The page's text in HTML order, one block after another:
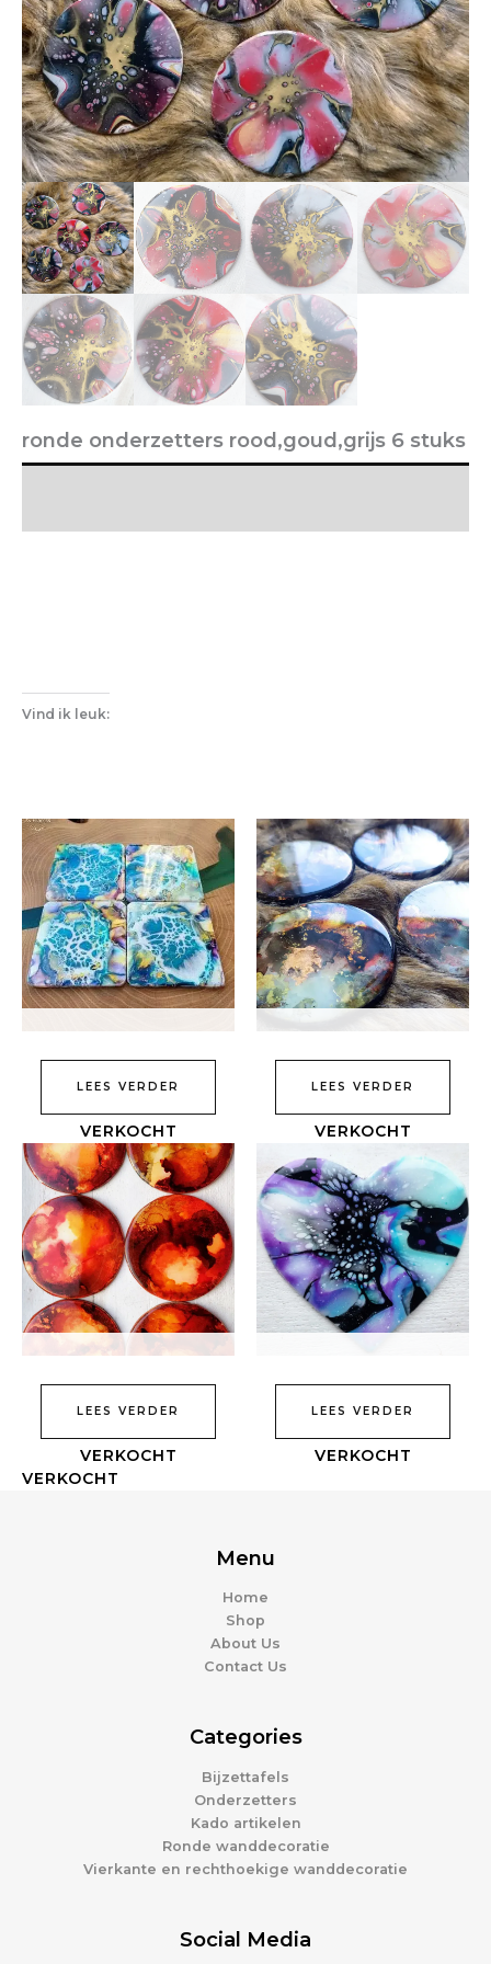
ronde onderzetters rood,goud,grijs 6 stuks
Vind ik leuk:
LEES VERDER LEES VERDER
LEES VERDER LEES VERDER
Menu
Home
Shop
About Us
Contact Us
Categories
Bijzettafels
Onderzetters
Kado artikelen
Ronde wanddecoratie
Vierkante en rechthoekige wanddecoratie
Social Media